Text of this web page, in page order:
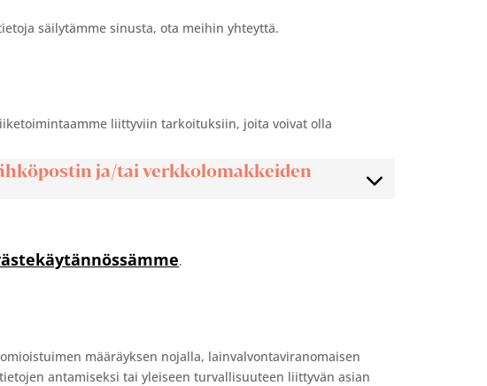
säilytämme sinusta, ota meihin yhteyttä.
liittyviin tarkoituksiin, joita voivat olla
ja/tai verkkolomakkeiden
.
määräyksen nojalla, lainvalvontaviranomaisen
antamiseksi tai yleiseen turvallisuuteen liittyvän asian